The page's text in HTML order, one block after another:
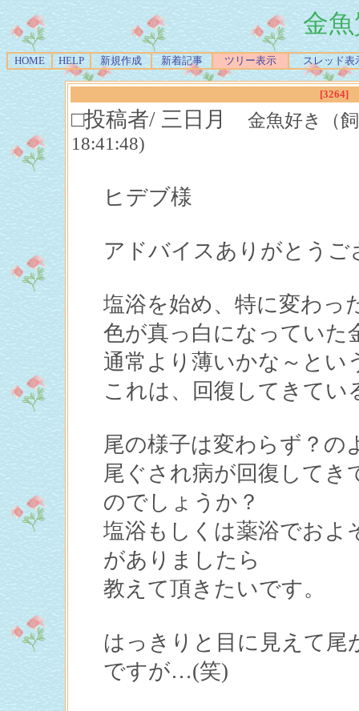
金
HOME HELP 新規作成 新着記事 ツリー表示 スレッド表
[3264]
□投稿者/ 三日月
金魚好き（
18:41:48)
ヒデブ様
アドバイスありがとうご
塩浴を始め、特に変わっ
色が真っ白になっていた
通常より薄いかな～とい
これは、回復してきて
尾の様子は変わらず？の
尾ぐされ病が回復して
のでしょうか？
塩浴もしくは薬浴でおよ
がありましたら
教えて頂きたいです。
はっきりと目に見えて
ですが…(笑)